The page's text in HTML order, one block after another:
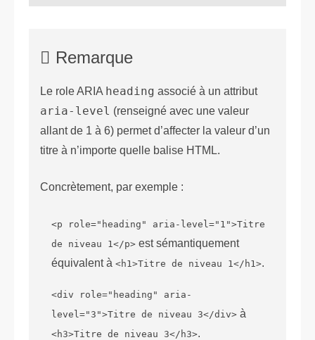
Remarque
Le role ARIA heading associé à un attribut
aria-level (renseigné avec une valeur
allant de 1 à 6) permet d’affecter la valeur d’un
titre à n’importe quelle balise HTML.
Concrètement, par exemple :
<p role="heading" aria-level="1">Titre
de niveau 1</p> est sémantiquement
équivalent à <h1>Titre de niveau 1</h1>.
<div role="heading" aria-
level="3">Titre de niveau 3</div> à
<h3>Titre de niveau 3</h3>.